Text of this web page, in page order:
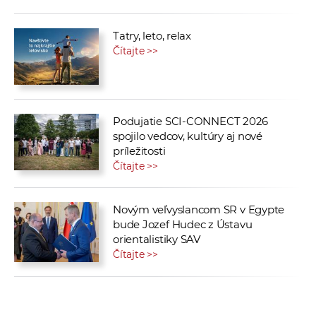
Tatry, leto, relax
Čítajte >>
Podujatie SCI-CONNECT 2026
spojilo vedcov, kultúry aj nové
príležitosti
Čítajte >>
Novým veľvyslancom SR v Egypte
bude Jozef Hudec z Ústavu
orientalistiky SAV
Čítajte >>